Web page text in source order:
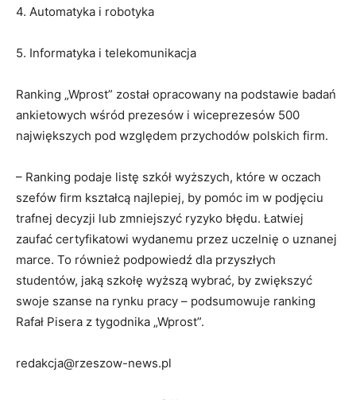
4. Automatyka i robotyka
5. Informatyka i telekomunikacja
Ranking „Wprost” został opracowany na podstawie badań
ankietowych wśród prezesów i wiceprezesów 500
największych pod względem przychodów polskich firm.
– Ranking podaje listę szkół wyższych, które w oczach
szefów firm kształcą najlepiej, by pomóc im w podjęciu
trafnej decyzji lub zmniejszyć ryzyko błędu. Łatwiej
zaufać certyfikatowi wydanemu przez uczelnię o uznanej
marce. To również podpowiedź dla przyszłych
studentów, jaką szkołę wyższą wybrać, by zwiększyć
swoje szanse na rynku pracy – podsumowuje ranking
Rafał Pisera z tygodnika „Wprost”.
redakcja@rzeszow-news.pl